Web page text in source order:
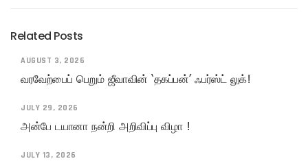
Related Posts
AUGUST 3, 2026
வரவேற்பைப் பெறும் ஜீவாவின் ‘தகப்பன்’ ஃபர்ஸ்ட் லுக்!
JULY 29, 2026
அன்பே டயானா நன்றி அறிவிப்பு விழா !
JULY 13, 2026